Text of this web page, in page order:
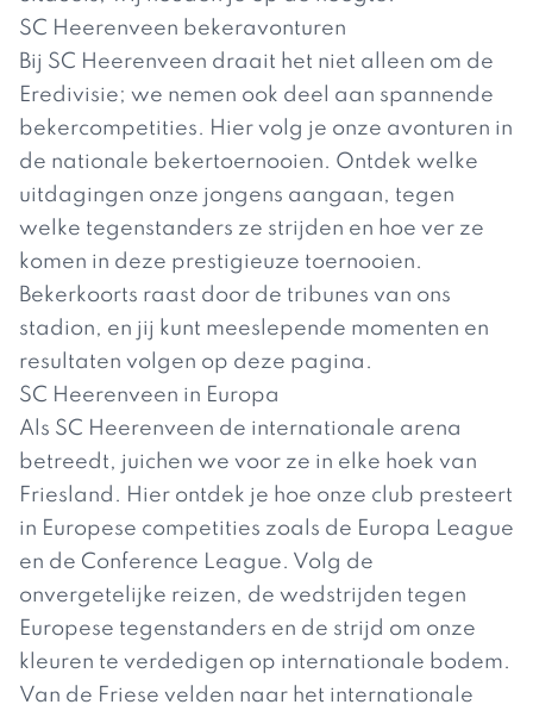
SC Heerenveen bekeravonturen
Bij SC Heerenveen draait het niet alleen om de
Eredivisie; we nemen ook deel aan spannende
bekercompetities. Hier volg je onze avonturen in
de nationale bekertoernooien. Ontdek welke
uitdagingen onze jongens aangaan, tegen
welke tegenstanders ze strijden en hoe ver ze
komen in deze prestigieuze toernooien.
Bekerkoorts raast door de tribunes van ons
stadion, en jij kunt meeslepende momenten en
resultaten volgen op deze pagina.
SC Heerenveen in Europa
Als SC Heerenveen de internationale arena
betreedt, juichen we voor ze in elke hoek van
Friesland. Hier ontdek je hoe onze club presteert
in Europese competities zoals de Europa League
en de Conference League. Volg de
onvergetelijke reizen, de wedstrijden tegen
Europese tegenstanders en de strijd om onze
kleuren te verdedigen op internationale bodem.
Van de Friese velden naar het internationale